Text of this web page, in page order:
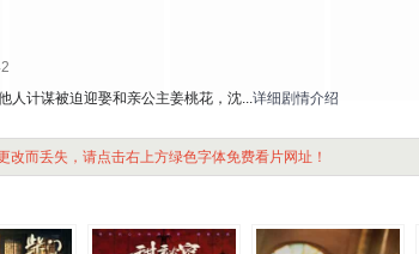
人计谋被迫迎娶和亲公主姜桃花，沈...详细剧情介绍
改而丢失，请点击右上方绿色字体免费看片网址！